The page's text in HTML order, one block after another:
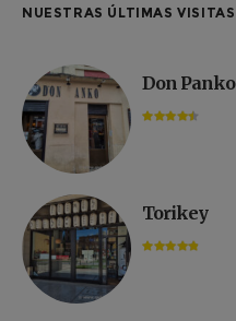
NUESTRAS ÚLTIMAS VISITAS
Don Panko
Torikey